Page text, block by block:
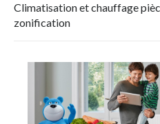
Climatisation et chauffage
zonification